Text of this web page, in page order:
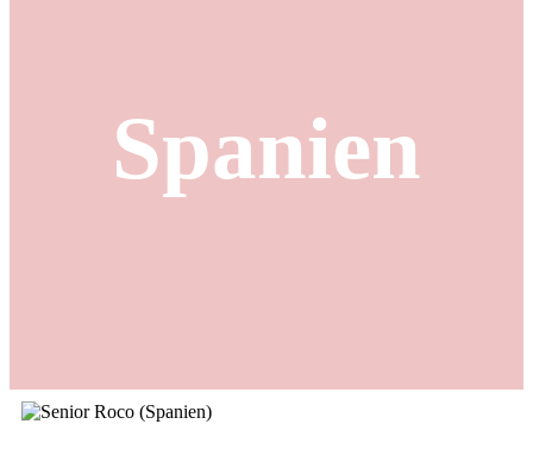
Spanien